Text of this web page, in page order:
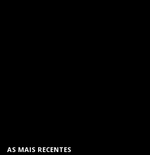
AS MAIS RECENTES